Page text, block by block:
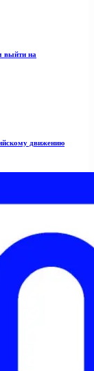
выйти на
движению